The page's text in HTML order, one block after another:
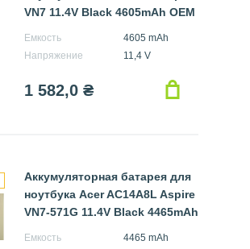
VN7 11.4V Black 4605mAh OEM
Емкость
4605 mAh
Напряжение
11,4 V
1 582,0 ₴
Аккумуляторная батарея для
ноутбука Acer AC14A8L Aspire
VN7-571G 11.4V Black 4465mAh
Емкость
4465 mAh